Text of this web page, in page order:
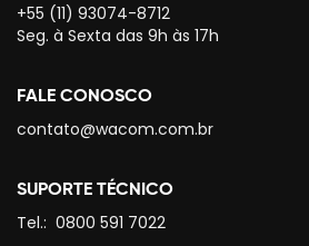
+55 (11) 93074-8712
Seg. à Sexta das 9h às 17h
FALE CONOSCO
contato@wacom.com.br
SUPORTE TÉCNICO
Tel.: 0800 591 7022